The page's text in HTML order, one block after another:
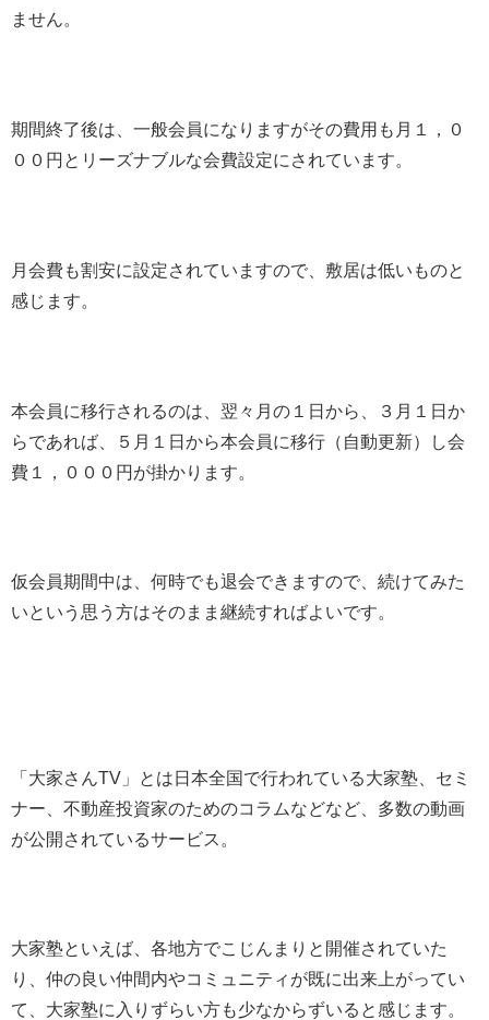
ません。
期間終了後は、一般会員になりますがその費用も月１，０
００円とリーズナブルな会費設定にされています。
月会費も割安に設定されていますので、敷居は低いものと
感じます。
本会員に移行されるのは、翌々月の１日から、３月１日か
らであれば、５月１日から本会員に移行（自動更新）し会
費１，０００円が掛かります。
仮会員期間中は、何時でも退会できますので、続けてみた
いという思う方はそのまま継続すればよいです。
「大家さんTV」とは日本全国で行われている大家塾、セミ
ナー、不動産投資家のためのコラムなどなど、多数の動画
が公開されているサービス。
大家塾といえば、各地方でこじんまりと開催されていた
り、仲の良い仲間内やコミュニティが既に出来上がってい
て、大家塾に入りずらい方も少なからずいると感じます。